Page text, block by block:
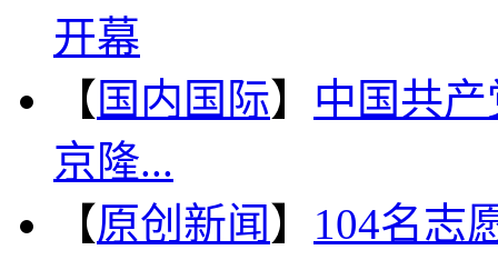
开幕
【 国内国际】 中国共
京隆...
【原创新闻 】 104名志